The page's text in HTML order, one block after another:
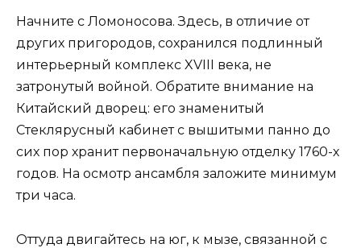
Начните с Ломоносова. Здесь, в отличие от
других пригородов, сохранился подлинный
интерьерный комплекс XVIII века, не
затронутый войной. Обратите внимание на
Китайский дворец: его знаменитый
Стеклярусный кабинет с вышитыми панно до
сих пор хранит первоначальную отделку 1760-х
годов. На осмотр ансамбля заложите минимум
три часа.
Оттуда двигайтесь на юг, к мызе, связанной с